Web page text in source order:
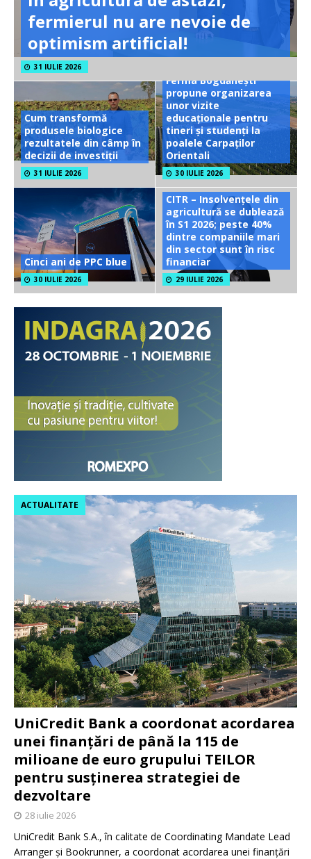
fermierul nu are nevoie de
optimism artificial!
31 IULIE 2026
Cum transformă
produsele biologice
rezultatele din câmp în
decizii de investiții
31 IULIE 2026
Ferma Bogdănești
propune organizarea
unor vizite
educaționale pentru
tineri și studenți la
poalele Carpaților
Orientali
30 IULIE 2026
Cinci ani de PPC blue
30 IULIE 2026
CITR – Insolvențele din
agricultură se dublează
în S1 2026; peste 40%
dintre companiile mari
din sector sunt în risc
financiar
29 IULIE 2026
UniCredit Bank a coordonat acordarea
unei finanțări de până la 115 de
milioane de euro grupului TEILOR
pentru susținerea strategiei de
dezvoltare
ACTUALITATE
28 iulie 2026
UniCredit Bank S.A., în calitate de Coordinating Mandate Lead
Arranger și Bookrunner, a coordonat acordarea unei finanțări